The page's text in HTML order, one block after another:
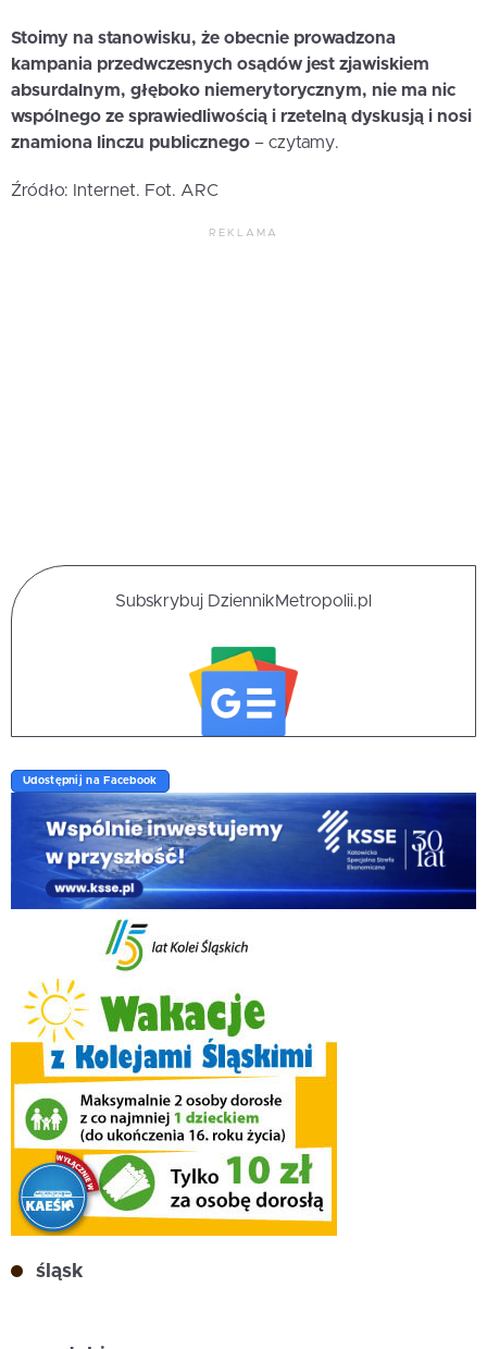
Stoimy na stanowisku, że obecnie prowadzona
kampania przedwczesnych osądów jest zjawiskiem
absurdalnym, głęboko niemerytorycznym, nie ma nic
wspólnego ze sprawiedliwością i rzetelną dyskusją i nosi
znamiona linczu publicznego – czytamy.
Źródło: Internet. Fot. ARC
REKLAMA
Subskrybuj DziennikMetropolii.pl
Udostępnij na Facebook
śląsk